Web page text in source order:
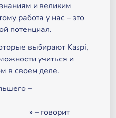
и великим
работа у нас – это
потенциал.
выбирают Kaspi,
учиться и
в своем деле.
–
» – говорит